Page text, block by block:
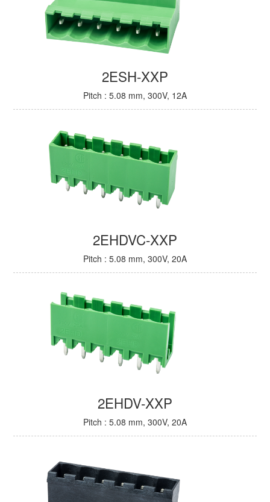
2ESH-XXP
Pitch : 5.08 mm, 300V, 12A
2EHDVC-XXP
Pitch : 5.08 mm, 300V, 20A
2EHDV-XXP
Pitch : 5.08 mm, 300V, 20A